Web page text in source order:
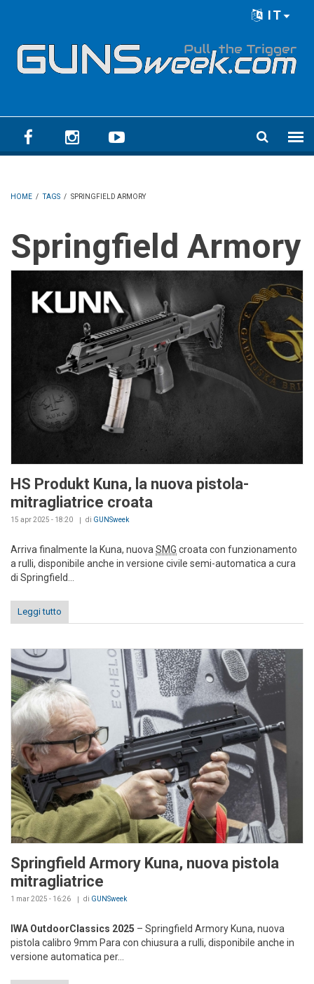
IT
HOME / TAGS / SPRINGFIELD ARMORY
Springfield Armory
HS Produkt Kuna, la nuova pistola-
mitragliatrice croata
15 apr 2025 - 18:20 di GUNSweek
Arriva finalmente la Kuna, nuova SMG croata con funzionamento
a rulli, disponibile anche in versione civile semi-automatica a cura
di Springfield...
Leggi tutto
Springfield Armory Kuna, nuova pistola
mitragliatrice
1 mar 2025 - 16:26 di GUNSweek
IWA OutdoorClassics 2025 – Springfield Armory Kuna, nuova
pistola calibro 9mm Para con chiusura a rulli, disponibile anche in
versione automatica per...